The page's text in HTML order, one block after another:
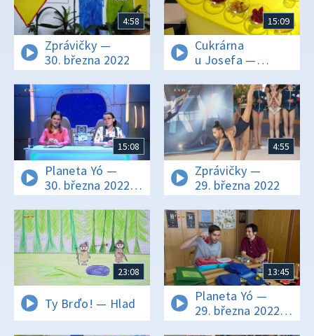
4:58
Zprávičky —
30. března 2022
15:09
Cukrárna
u Josefa —
Duhový díl
15:08
Planeta Yó —
30. března 2022
16:10
4:55
Zprávičky —
29. března 2022
23:08
Ty Brďo! — Hlad
13:45
Planeta Yó —
29. března 2022
16:10